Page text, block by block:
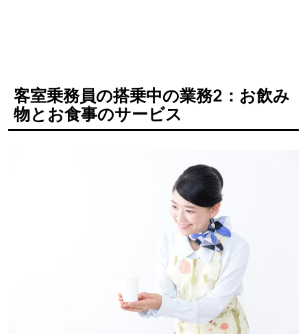
客室乗務員の搭乗中の業務2：お飲み
物とお食事のサービス